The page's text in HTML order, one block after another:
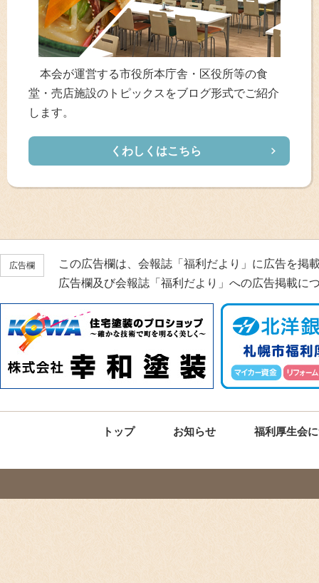
本会が運営する市役所本庁舎・区役所等の食
堂・売店施設のトピックスをブログ形式でご紹介
します。
くわしくはこちら
広告欄
この広告欄は、会報誌「福利だより」に広告を掲
広告欄及び会報誌「福利だより」への広告掲載に
トップ お知らせ 福利厚生会